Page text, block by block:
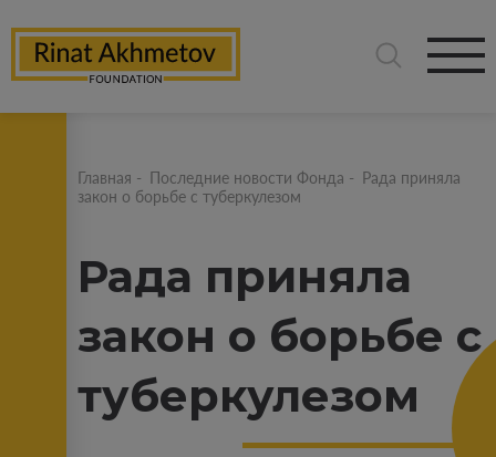
Главная - Последние новости Фонда - Рада приняла
закон о борьбе с туберкулезом
Рада приняла
закон о борьбе с
туберкулезом